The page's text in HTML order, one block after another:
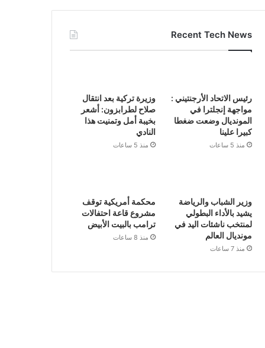
Recent Tech News
رئيس الاتحاد الأرجنتيني :
مواجهة إنجلترا في
المونديال وضعت ضغطا
كبيرا علينا
منذ 5 ساعات
وزيرة تركية بعد انتقال
صلاح لطرابزون: أشعر
بخيبة أمل وتمنيت هذا
النادي
منذ 5 ساعات
وزير الشباب والرياضة
يشيد بالأداء البطولي
لمنتخب ناشئات اليد في
مونديال العالم
منذ 7 ساعات
محكمة أمريكية توقف
مشروع قاعة احتفالات
ترامب بالبيت الأبيض
منذ 8 ساعات